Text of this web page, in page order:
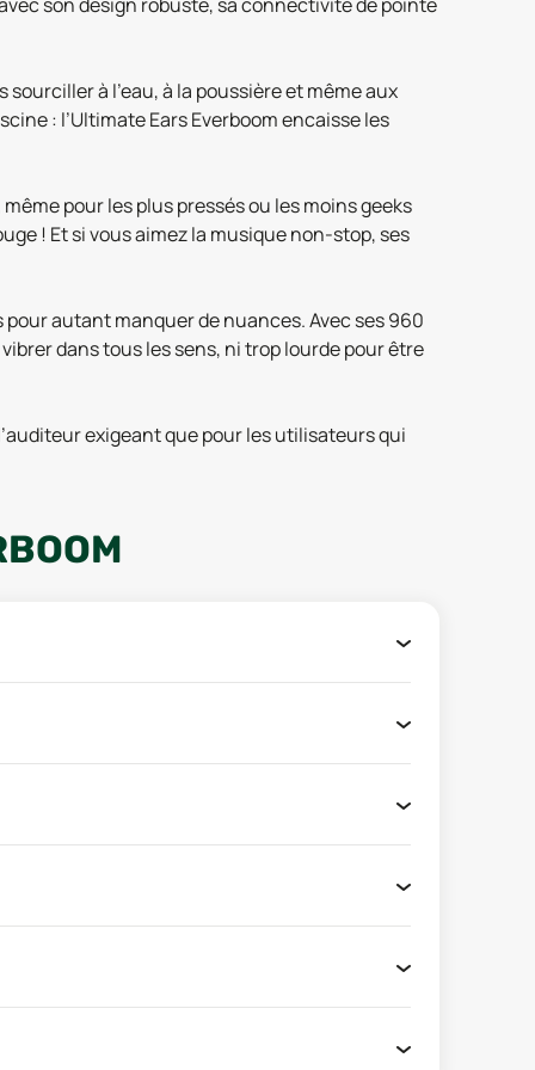
à l’eau, à la poussière et même aux
: l’Ultimate Ears Everboom encaisse les
pour les plus pressés ou les moins geeks
! Et si vous aimez la musique non-stop, ses
autant manquer de nuances. Avec ses 960
dans tous les sens, ni trop lourde pour être
exigeant que pour les utilisateurs qui